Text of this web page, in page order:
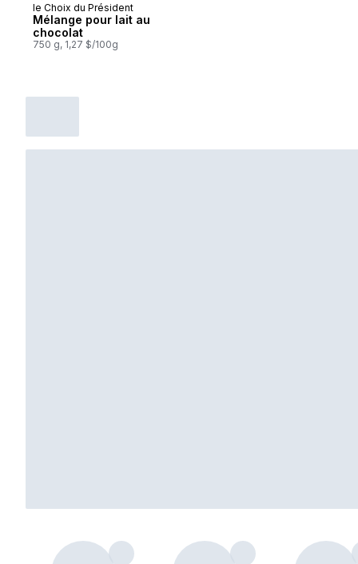
Préparé au Canada
le Choix du Président
Mélange pour lait au
chocolat
750 g, 1,27 $/100g